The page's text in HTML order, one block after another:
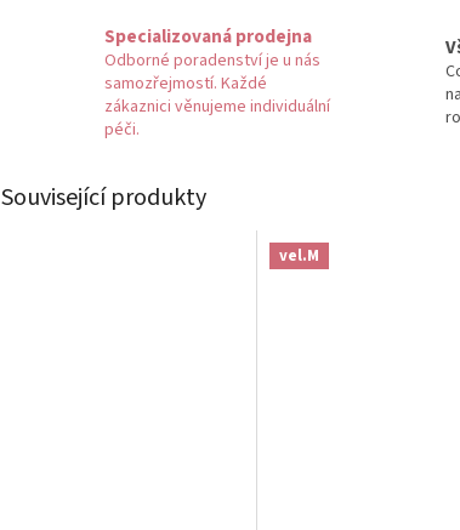
Specializovaná prodejna
Odborné poradenství je u nás
samozřejmostí. Každé
zákaznici věnujeme individuální
péči.
Související produkty
vel.M